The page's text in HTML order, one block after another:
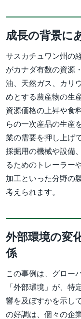
成長の背景に
サスカチュワン州の
がカナダ有数の資源
油、天然ガス、カリ
めとする農産物の生
資源価格の上昇や食
らの一次産品の生産
業の需要を押し上げ
採掘用の機械や設備
るためのトレーラー
加工といった分野の
考えられます。
外部環境の変
係
この事例は、グロー
「外部環境」が、
響を及ぼすかを示し
の好調は、個々の企